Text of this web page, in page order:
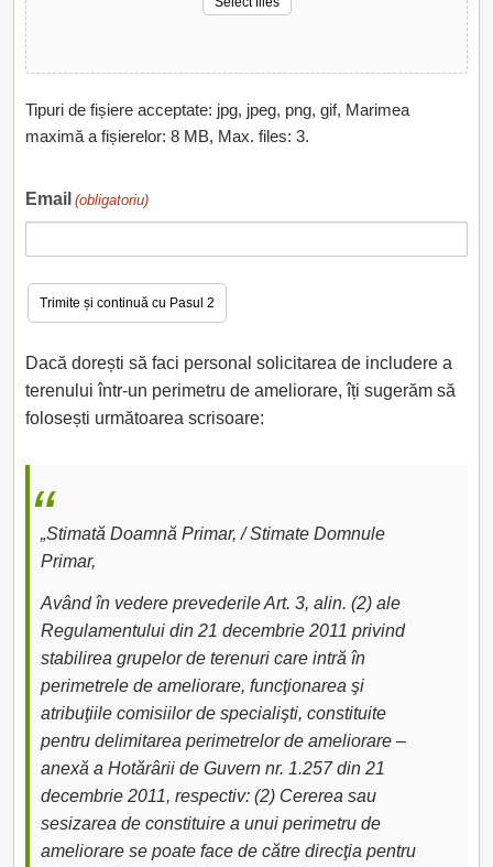
Tipuri de fișiere acceptate: jpg, jpeg, png, gif, Marimea
maximă a fișierelor: 8 MB, Max. files: 3.
Email (obligatoriu)
Dacă dorești să faci personal solicitarea de includere a
terenului într-un perimetru de ameliorare, îți sugerăm să
folosești următoarea scrisoare:
„Stimată Doamnă Primar, / Stimate Domnule
Primar,
Având în vedere prevederile Art. 3, alin. (2) ale
Regulamentului din 21 decembrie 2011 privind
stabilirea grupelor de terenuri care intră în
perimetrele de ameliorare, funcţionarea şi
atribuţiile comisiilor de specialişti, constituite
pentru delimitarea perimetrelor de ameliorare –
anexă a Hotărârii de Guvern nr. 1.257 din 21
decembrie 2011, respectiv: (2) Cererea sau
sesizarea de constituire a unui perimetru de
ameliorare se poate face de către direcţia pentru